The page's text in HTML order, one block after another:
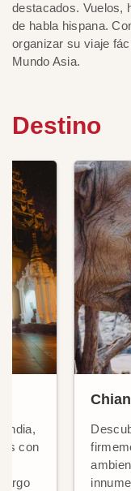
destacados. Vuelos,
de habla hispana.
organizar su viaje
Mundo Asia.
Destino
con